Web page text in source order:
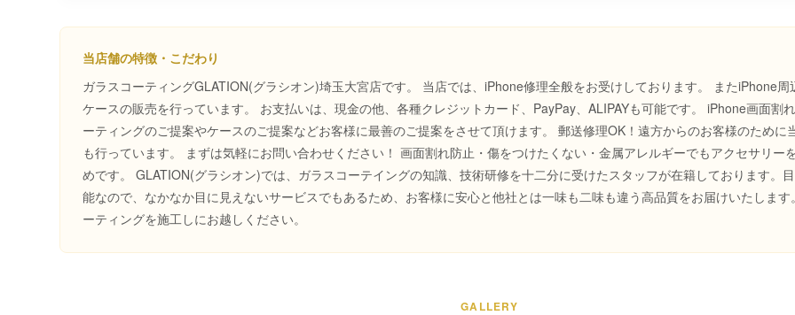
当店舗の特徴・こだわり
ガラスコーティングGLATION(グラシオン)埼玉大宮店です。
当店では、iPhone修理全般をお受けしております。
またiPhone
ケースの販売を行っています。
お支払いは、現金の他、各種クレジットカード、PayPay、ALIPAYも可能です。
iPhone画面割
ーティングのご提案やケースのご提案などお客様に最善のご提案をさせて頂けます。
郵送修理OK！遠方からのお客様のために
も行っています。
まずは気軽にお問い合わせください！ 画面割れ防止・傷をつけたくない・金属アレルギーでもアクセサリー
めです。
GLATION(グラシオン)では、ガラスコーテイングの知識、技術研修を十二分に受けたスタッフが在籍しております。
能なので、なかなか目に見えないサービスでもあるため、お客様に安心と他社とは一味も二味も違う高品質をお届けいたします
ーティングを施工しにお越しください。
GALLERY